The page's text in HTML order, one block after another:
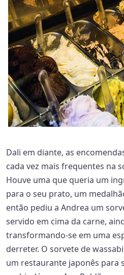
Dali em diante, as
cada vez mais frequentes na
Houve uma que queria um
para o seu prato, um
então pediu a Andrea um
servido em cima da carne,
transformando-se em uma
derreter. O sorvete de
um restaurante japonês para